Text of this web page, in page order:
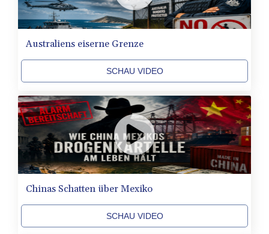
13785.828699
VES 873.763846
VND
30295.956222
VUV 137.068136
WST 3.160546
XAF 655.948849
XAG 0.018188
XAU 0.000266
XCD 3.124515
XCG 2.077474
XDR 0.81579
XOF 655.948849
YER 275.626884
ZAR 18.667336
ZMK
10406.612213
Australiens eiserne Grenze
SCHAU VIDEO
Chinas Schatten über Mexiko
SCHAU VIDEO